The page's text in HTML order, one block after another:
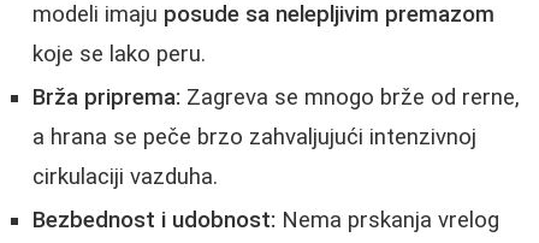
modeli imaju posude sa nelepljivim premazom
koje se lako peru.
Brža priprema: Zagreva se mnogo brže od rerne,
a hrana se peče brzo zahvaljujući intenzivnoj
cirkulaciji vazduha.
Bezbednost i udobnost: Nema prskanja vrelog